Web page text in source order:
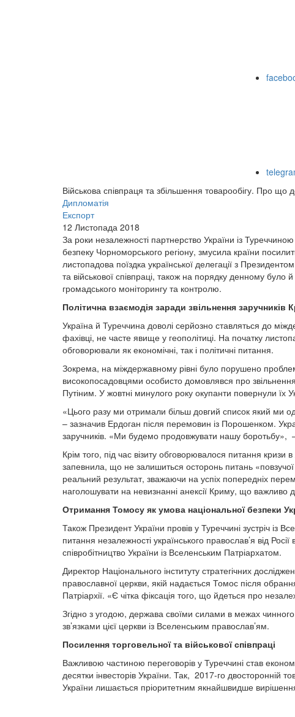
Військова співпраця та збільшення товарообігу. Про що
Дипломатія
Експорт
12 Листопада 2018
За роки незалежності партнерство України із
безпеку Чорноморського регіону, змусила країни
листопадова поїздка української делегації з
та військової співпраці, також на порядку денному було
громадського моніторингу та контролю.
Політична взаємодія заради звільнення заручників
Україна й Туреччина доволі серйозно ставляться до
фахівці, не часте явище у геополітиці. На початку
обговорювали як економічні, так і політичні питання.
Зокрема, на міждержавному рівні було порушено
високопосадовцями особисто домовлявся про
Путіним. У жовтні минулого року окупанти повернули їх
«Цього разу ми отримали більш довгий список який ми
– зазначив Ердоган після перемовин із Порошенком.
заручників. «Ми будемо продовжувати нашу боротьбу»,
Крім того, під час візиту обговорювалося питання
запевнила, що не залишиться осторонь питань
реальний результат, зважаючи на успіх попередніх
наголошувати на невизнанні анексії Криму, що
Отримання Томосу як умова національної безпеки
Також Президент України провів у Туреччині зустріч
питання незалежності українського православ’я від
співробітництво України із Вселенським Патріархатом.
Директор Національного інституту стратегічних
православної церкви, якій надається Томос після
Патріархії. «Є чітка фіксація того, що йдеться про
Згідно з угодою, держава своїми силами в межах чинного
зв’язками цієї церкви із Вселенським православ’ям.
Посилення торговельної та військової співпраці
Важливою частиною переговорів у Туреччині став
десятки інвесторів України. Так, 2017-го двосторонній
України лишається пріоритетним якнайшвидше